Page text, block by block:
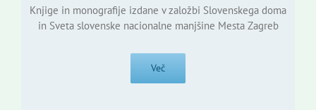
Knjige in monografije izdane v založbi Slovenskega doma
in Sveta slovenske nacionalne manjšine Mesta Zagreb
Več